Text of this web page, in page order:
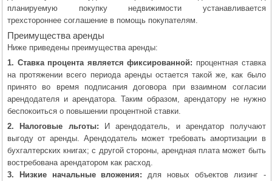
планируемую покупку недвижимости устанавливается
трехстороннее соглашение в помощь покупателям.
Преимущества аренды
Ниже приведены преимущества аренды:
1. Ставка процента является фиксированной: процентная ставка
на протяжении всего периода аренды остается такой же, как было
принято во время подписания договора при взаимном согласии
арендодателя и арендатора. Таким образом, арендатору не нужно
беспокоиться о повышении процентной ставки.
2. Налоговые льготы: И арендодатель, и арендатор получают
выгоду от аренды. Арендодатель может требовать амортизации в
бухгалтерских книгах; с другой стороны, арендная плата может быть
востребована арендатором как расход.
3. Низкие начальные вложения: для новых объектов лизинг -